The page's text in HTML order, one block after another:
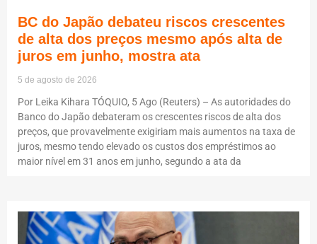
BC do Japão debateu riscos crescentes
de alta dos preços mesmo após alta de
juros em junho, mostra ata
5 de agosto de 2026
Por Leika Kihara TÓQUIO, 5 Ago (Reuters) – As autoridades do
Banco do Japão debateram os crescentes riscos de alta dos
preços, que provavelmente exigiriam mais aumentos na taxa de
juros, mesmo tendo elevado os custos dos empréstimos ao
maior nível em 31 anos em junho, segundo a ata da